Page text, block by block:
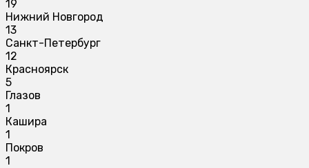
19
Нижний Новгород
13
Санкт-Петербург
12
Красноярск
5
Глазов
1
Кашира
1
Покров
1